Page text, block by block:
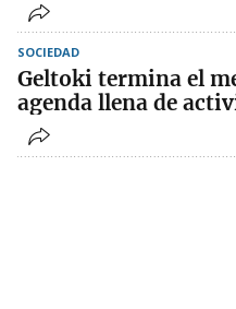
SOCIEDAD
Geltoki termina el
agenda llena de